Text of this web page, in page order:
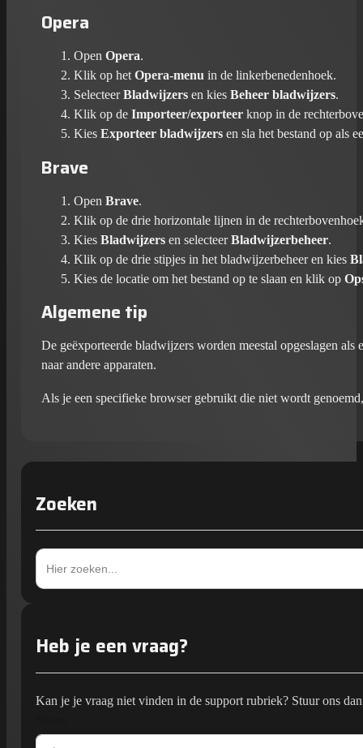
Opera
Open Opera.
Klik op hetOpera-menuin de linkerbenedenhoek.
SelecteerBladwijzersen kies Beheer bladwijzers.
Klik op de Importeer/exporteerknop in de
Kies Exporteer bladwijzersen sla het bestand op als
Brave
Open Brave.
Klik op de drie horizontale lijnen in de
Kies Bladwijzersen selecteerBladwijzerbeheer.
Klik op de drie stipjes in het bladwijzerbeheer en kies
Kies de locatie om het bestand op te slaan en klik op
Algemene tip
De geëxporteerde bladwijzers worden meestal opgeslagen als
naar andere apparaten.
Als je een specifieke browser gebruikt die niet wordt
Zoeken
Zoek
naar:
Heb je een vraag?
Kan je je vraag niet vinden in de support rubriek? Stuur ons